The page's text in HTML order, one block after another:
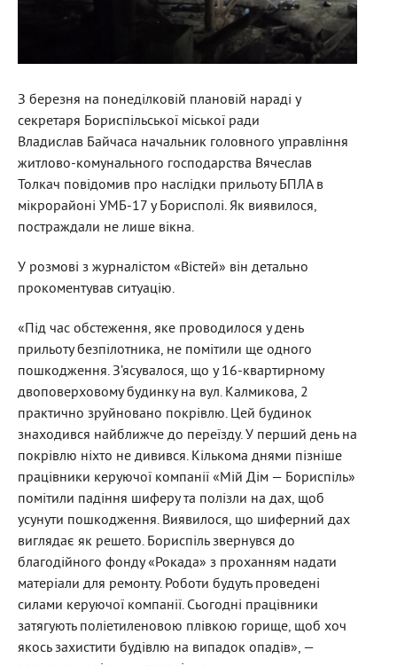
З березня на понеділковій плановій нараді у
секретаря Бориспільської міської ради
Владислав Байчаса начальник головного управління
житлово-комунального господарства Вячеслав
Толкач повідомив про наслідки прильоту БПЛА в
мікрорайоні УМБ-17 у Борисполі. Як виявилося,
постраждали не лише вікна.
У розмові з журналістом «Вістей» він детально
прокоментував ситуацію.
«Під час обстеження, яке проводилося у день
прильоту безпілотника, не помітили ще одного
пошкодження. З’ясувалося, що у 16-квартирному
двоповерховому будинку на вул. Калмикова, 2
практично зруйновано покрівлю. Цей будинок
знаходився найближче до переїзду. У перший день на
покрівлю ніхто не дивився. Кількома днями пізніше
працівники керуючої компанії «Мій Дім — Бориспіль»
помітили падіння шиферу та полізли на дах, щоб
усунути пошкодження. Виявилося, що шиферний дах
виглядає як решето. Бориспіль звернувся до
благодійного фонду «Рокада» з проханням надати
матеріали для ремонту. Роботи будуть проведені
силами керуючої компанії. Сьогодні працівники
затягують поліетиленовою плівкою горище, щоб хоч
якось захистити будівлю на випадок опадів», —